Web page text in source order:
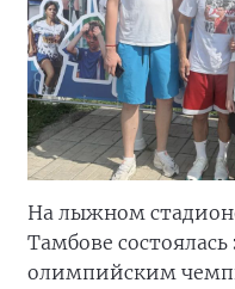
На лыжном
Тамбове
олимпийским